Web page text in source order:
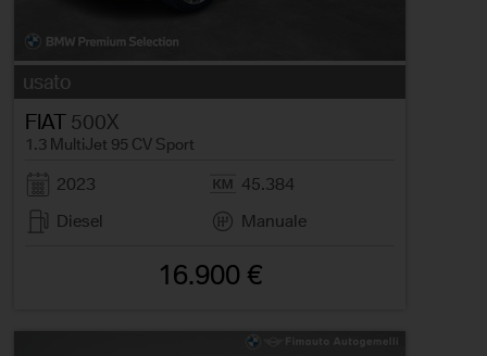
usato
FIAT 500X
1.3 MultiJet 95 CV Sport
2023
45.384
Diesel
Manuale
16.900 €